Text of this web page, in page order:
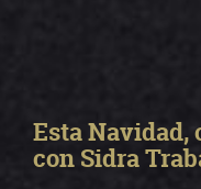
Esta Navidad,
con Sidra